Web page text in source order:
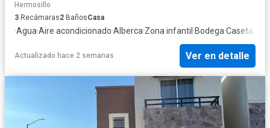
Hermosillo
3 Recámaras2 BañosCasa
·Agua·Aire acondicionado·Alberca·Zona infantil ·Bodega·Caseta de
Actualizado hace 2 semanas Ver en detalle